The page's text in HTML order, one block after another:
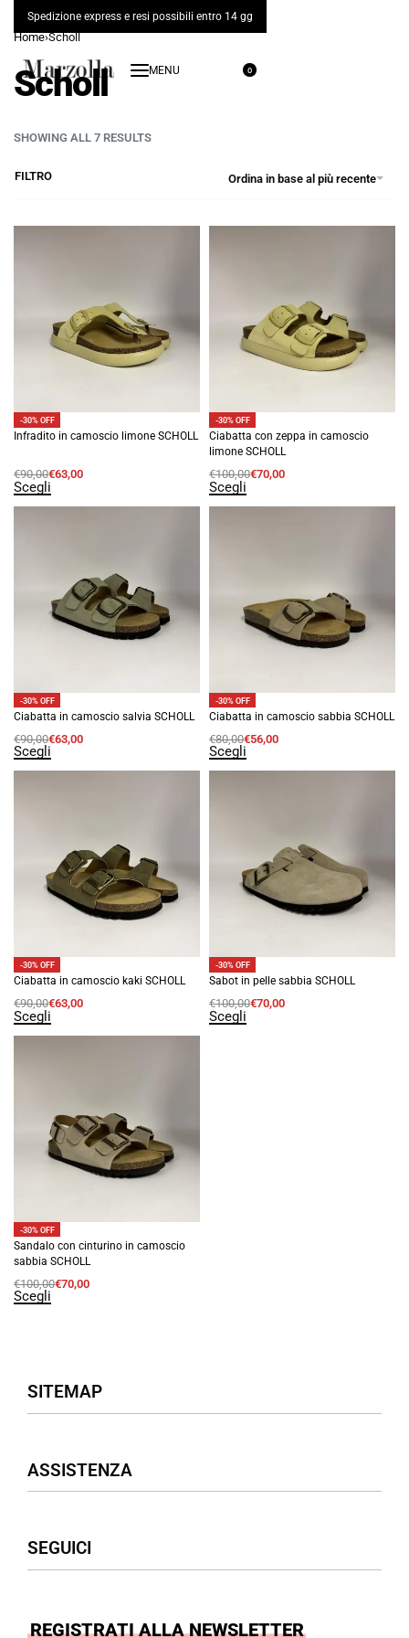
Spedizione express e resi possibili entro 14 gg
0
Home›Scholl
Scholl
SHOWING ALL 7 RESULTS
Ordina in base al più recente
FILTRO
-30% OFF
Infradito in camoscio limone SCHOLL
€90,00€63,00
Scegli
-30% OFF
Ciabatta con zeppa in camoscio
limone SCHOLL
€100,00€70,00
Scegli
-30% OFF
Ciabatta in camoscio salvia SCHOLL
€90,00€63,00
Scegli
-30% OFF
Ciabatta in camoscio sabbia SCHOLL
€80,00€56,00
Scegli
-30% OFF
Ciabatta in camoscio kaki SCHOLL
€90,00€63,00
Scegli
-30% OFF
Sabot in pelle sabbia SCHOLL
€100,00€70,00
Scegli
-30% OFF
Sandalo con cinturino in camoscio
sabbia SCHOLL
€100,00€70,00
Scegli
SITEMAP
Donna
Borse
ASSISTENZA
Termini & Condizioni
SEGUICI
Instagram
REGISTRATI ALLA NEWSLETTER